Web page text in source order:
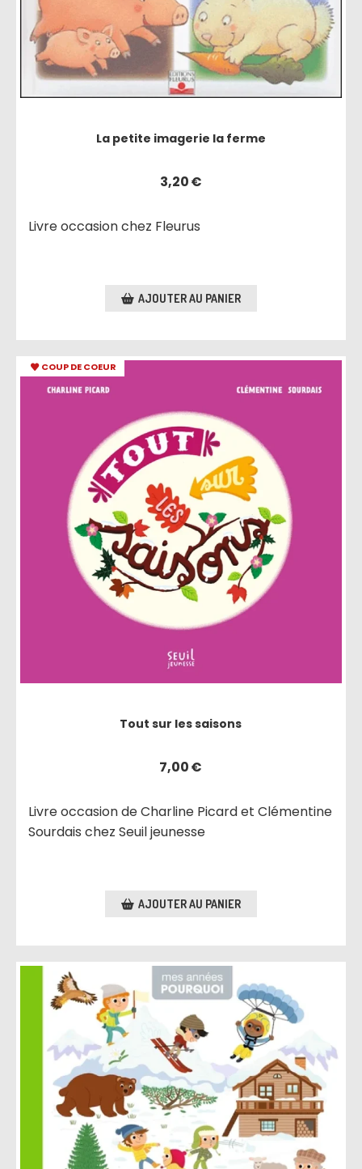
La petite imagerie la ferme
3,20€
Livre occasion chez Fleurus
AJOUTER AU PANIER
COUP DE COEUR
Tout sur les saisons
7,00€
Livre occasion de Charline Picard et Clémentine
Sourdais chez Seuil jeunesse
AJOUTER AU PANIER